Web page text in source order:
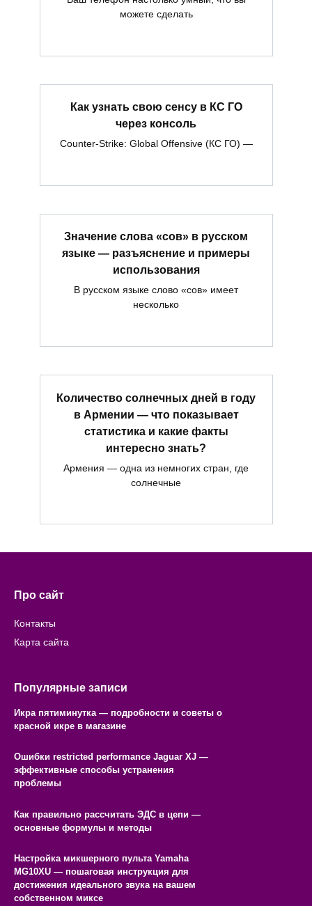
можете сделать
Как узнать свою сенсу в КС ГО
через консоль
Counter-Strike: Global Offensive (КС ГО) —
Значение слова «сов» в русском
языке — разъяснение и примеры
использования
В русском языке слово «сов» имеет
несколько
Количество солнечных дней в году
в Армении — что показывает
статистика и какие факты
интересно знать?
Армения — одна из немногих стран, где
солнечные
Про сайт
Контакты
Карта сайта
Популярные записи
Икра пятиминутка — подробности и советы о
красной икре в магазине
Ошибки restricted performance Jaguar XJ —
эффективные способы устранения
проблемы
Как правильно рассчитать ЭДС в цепи —
основные формулы и методы
Настройка микшерного пульта Yamaha
MG10XU — пошаговая инструкция для
достижения идеального звука на вашем
собственном миксе